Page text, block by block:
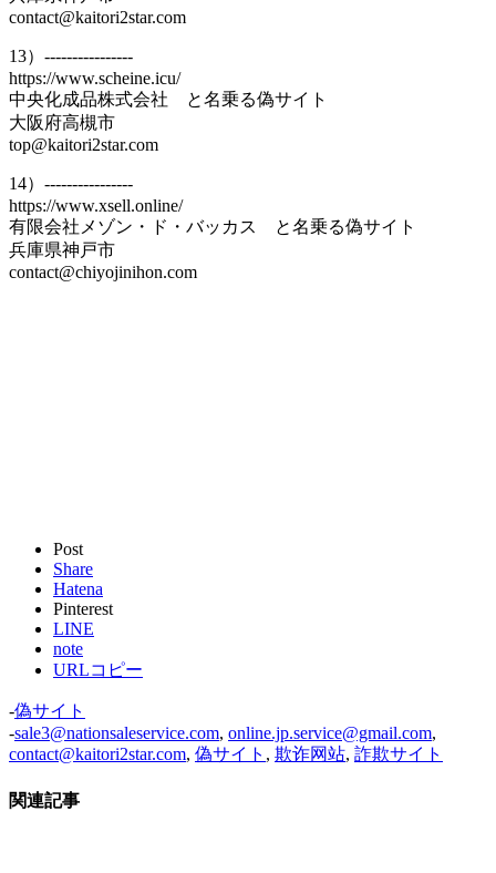
contact@kaitori2star.com
13）----------------
https://www.scheine.icu/
中央化成品株式会社 と名乗る偽サイト
大阪府高槻市
top@kaitori2star.com
14）----------------
https://www.xsell.online/
有限会社メゾン・ド・バッカス と名乗る偽サイト
兵庫県神戸市
contact@chiyojinihon.com
Post
Share
Hatena
Pinterest
LINE
note
URLコピー
-偽サイト
-sale3@nationsaleservice.com, online.jp.service@gmail.com,
contact@kaitori2star.com, 偽サイト , 欺诈网站, 詐欺サイト
関連記事